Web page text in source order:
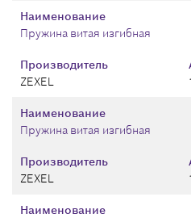
Производитель
ZEXEL
Наименование
Пружина витая изгибная
Производитель
ZEXEL
Наименование
Пружина витая изгибная
Наименование